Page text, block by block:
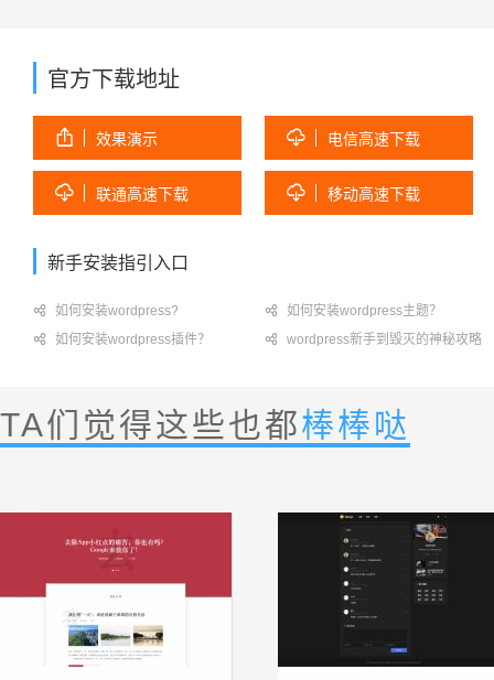
官方下载地址
 效果演示  电信高速下载
 联通高速下载  移动高速下载
新手安装指引入口
 如何安装wordpress?  如何安装wordpress主题？
 如何安装wordpress插件？  wordpress新手到毁灭的神秘攻略
TA们觉得这些也都棒棒哒